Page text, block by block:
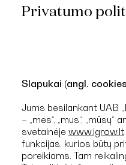
Privatumo
Slapukai (angl.
Jums besilankant UAB
– „mes“, „mus“,
svetainėje www.igrow.lt
funkcijas, kurios būtų
poreikiams. Tam